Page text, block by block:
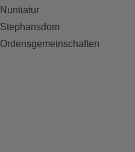
Nuntiatur
Stephansdom
Ordensgemeinschaften